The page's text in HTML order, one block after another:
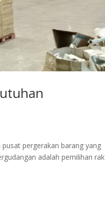
pergerakan barang yang
adalah pemilihan rak